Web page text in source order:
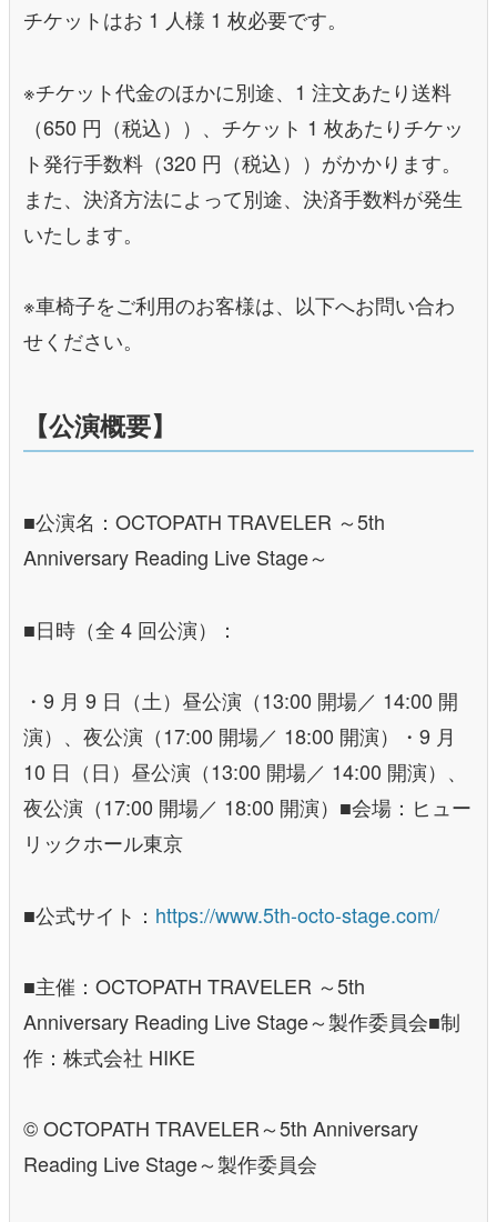
チケットはお 1 人様 1 枚必要です。
※チケット代金のほかに別途、1 注文あたり送料
（650 円（税込））、チケット 1 枚あたりチケッ
ト発行手数料（320 円（税込））がかかります。
また、決済方法によって別途、決済手数料が発生
いたします。
※車椅子をご利用のお客様は、以下へお問い合わ
せください。
【公演概要】
■公演名：OCTOPATH TRAVELER ～5th
Anniversary Reading Live Stage～
■日時（全 4 回公演）：
・9 月 9 日（土）昼公演（13:00 開場／ 14:00 開
演）、夜公演（17:00 開場／ 18:00 開演）・9 月
10 日（日）昼公演（13:00 開場／ 14:00 開演）、
夜公演（17:00 開場／ 18:00 開演）■会場：ヒュー
リックホール東京
■公式サイト： https://www.5th-octo-stage.com/
■主催：OCTOPATH TRAVELER ～5th
Anniversary Reading Live Stage～製作委員会■制
作：株式会社 HIKE
© OCTOPATH TRAVELER～5th Anniversary
Reading Live Stage～製作委員会